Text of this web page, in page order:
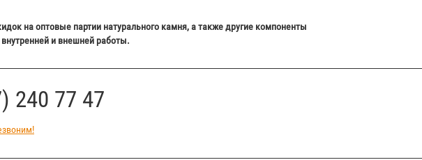
на оптовые партии натурального камня, а также другие компоненты
и внешней работы.
240 77 47